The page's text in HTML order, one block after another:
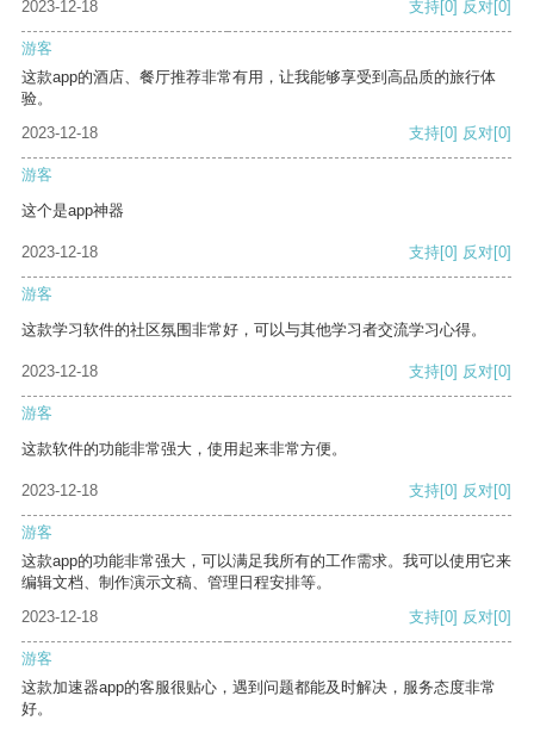
2023-12-18
支持[0] 反对[0]
游客
这款app的酒店、餐厅推荐非常有用，让我能够享受到高品质的旅行体
验。
2023-12-18
支持[0] 反对[0]
游客
这个是app神器
2023-12-18 支持[0] 反对[0]
游客
这款学习软件的社区氛围非常好，可以与其他学习者交流学习心得。
2023-12-18 支持[0] 反对[0]
游客
这款软件的功能非常强大，使用起来非常方便。
2023-12-18 支持[0] 反对[0]
游客
这款app的功能非常强大，可以满足我所有的工作需求。我可以使用它来
编辑文档、制作演示文稿、管理日程安排等。
2023-12-18
支持[0] 反对[0]
游客
这款加速器app的客服很贴心，遇到问题都能及时解决，服务态度非常
好。